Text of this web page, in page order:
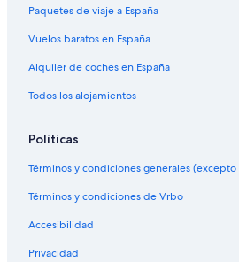
Paquetes de viaje a España
Vuelos baratos en España
Alquiler de coches en España
Todos los alojamientos
Políticas
Términos y condiciones generales
Términos y condiciones de Vrbo
Accesibilidad
Privacidad